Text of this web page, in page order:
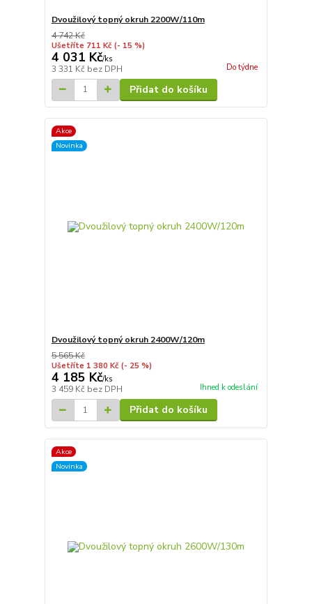
Dvoužilový topný okruh 2200W/110m
4 742 Kč
Ušetříte 711 Kč (- 15 %)
4 031 Kč/ks
3 331 Kč bez DPH Do týdne
Přidat do košíku
Akce
Novinka
Dvoužilový topný okruh 2400W/120m
5 565 Kč
Ušetříte 1 380 Kč (- 25 %)
4 185 Kč/ks
3 459 Kč bez DPH Ihned k odeslání
Přidat do košíku
Akce
Novinka